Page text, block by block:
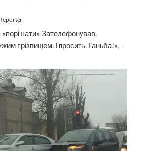
«порішати». Зателефонував,
прізвищем. І просить. Ганьба!», -